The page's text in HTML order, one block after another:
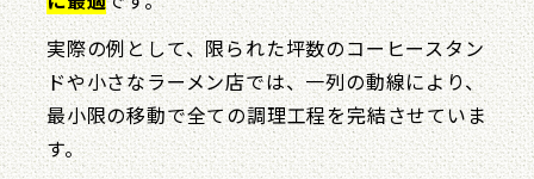
実際の例として、限られた坪数のコーヒースタン
ドや小さなラーメン店では、一列の動線により、
最小限の移動で全ての調理工程を完結させていま
す。